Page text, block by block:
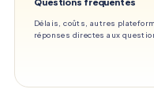
Délais, coûts, autres
réponses directes aux